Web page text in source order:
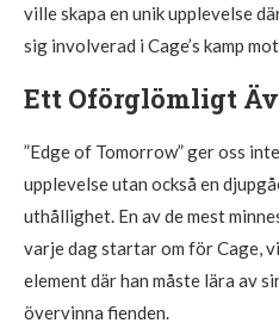
ville skapa en unik upplevelse
sig involverad i Cage’s kamp
Ett Oförglömligt
”Edge of Tomorrow” ger oss
upplevelse utan också en
uthållighet. En av de mest
varje dag startar om för Cage,
element där han måste lära av
övervinna fienden.